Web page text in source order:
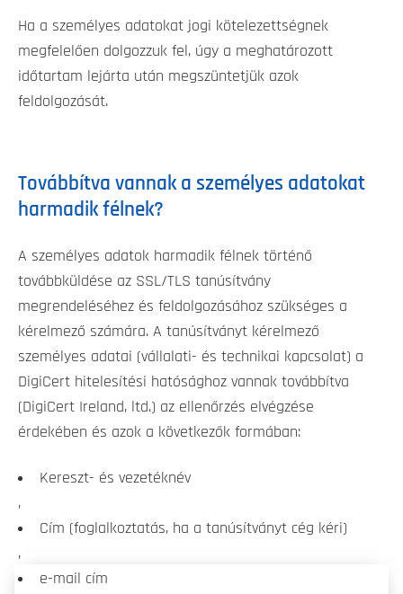
Ha a személyes adatokat jogi kötelezettségnek
megfelelően dolgozzuk fel, úgy a meghatározott
időtartam lejárta után megszüntetjük azok
feldolgozását.
Továbbítva vannak a személyes adatokat
harmadik félnek?
A személyes adatok harmadik félnek történő
továbbküldése az SSL/TLS tanúsítvány
megrendeléséhez és feldolgozásához szükséges a
kérelmező számára. A tanúsítványt kérelmező
személyes adatai (vállalati- és technikai kapcsolat) a
DigiCert hitelesítési hatósághoz vannak továbbítva
(DigiCert Ireland, ltd.) az ellenőrzés elvégzése
érdekében és azok a következők formában:
Kereszt- és vezetéknév
,
Cím (foglalkoztatás, ha a tanúsítványt cég kéri)
,
e-mail cím